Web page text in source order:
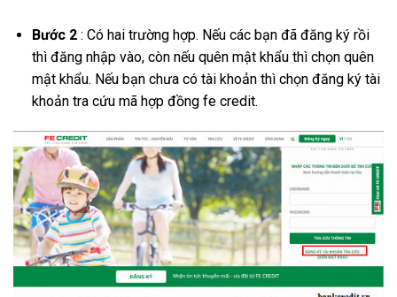
Bước 2: Có hai trường hợp. Nếu các bạn đã đăng ký rồi
thì đăng nhập vào, còn nếu quên mật khẩu thì chọn quên
mật khẩu. Nếu bạn chưa có tài khoản thì chọn đăng ký tài
khoản tra cứu mã hợp đồng fe credit.